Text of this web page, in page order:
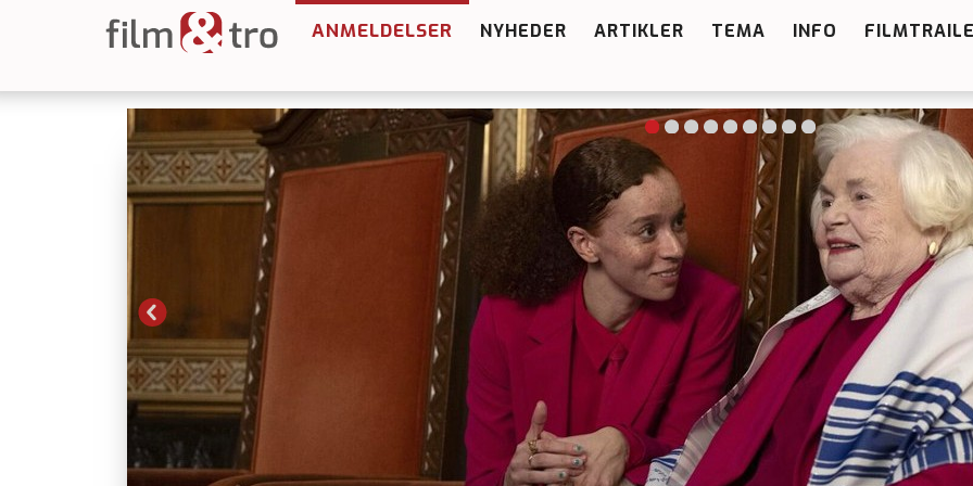
ANMELDELSER NYHEDER ARTIKLER TEMA INFO